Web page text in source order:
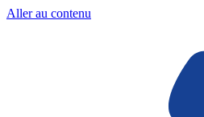
Aller au contenu